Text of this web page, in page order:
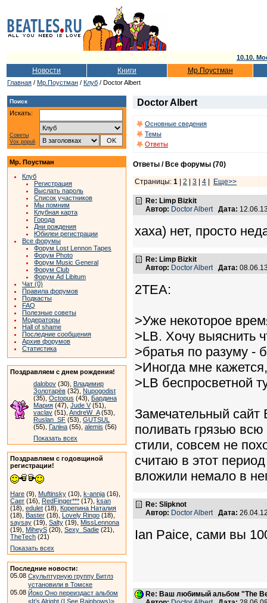
10.10.
Новости Книги Мр.Поустман
Главная / Мр.Поустман / Клуб / Doctor Albert
Поиск
Искать:
Советы
Vox populi
Мр. Поустман
Клуб
Регистрация
Выслать пароль
Список участников
Мы помним
Клубная карта
Города
Дни рождения
Юбилеи регистрации
Все форумы
Форум Lost Lennon Tapes
Форум Photo
Форум Music General
Форум Club
Форум Ad Libitum
Чат (0)
Правила форумов
Подкасты
FAQ
Полезные советы
Модераторы
Hall of shame
Последние сообщения
Архив форумов
Статистика
Поздравляем с днем рождения!
dalobov (30), Владимир
Золотарёв (32), Nupogodist
(35), Octopus (43), Бардина
Мария (47), Jude V(51),
vaclav (51), AndreW_A(53),
Ruslan_SF (53), GUTSUL
(55), Галіна (55), alemis (56)
Показать всех
Поздравляем с годовщиной
регистрации!
Hare (9), Muftinsky (10), k-annja (16),
Caer (16), RedFinger*** (17), ksan
(18), edulet (18), Корепина Наталия
(18), Baster (18), Lovely Ringo (18),
saysay (19), Salty (19), MissLennona
(19), MiheyS (20), Sexy_Sadie (21),
TheTech (21)
Показать всех
Последние новости:
05.08 Скульптурную группу Битлз
установили в Томске
05.08 Йоко Оно переиздаст альбом
«It’s Alright (I See Rainbows)»
Doctor Albert
Основные сведения
Темы
Ответы
Ответы / Все форумы (70)
Страницы: 1 | 2 | 3 | 4 | Еще>>
Re: Limp Bizkit
Автор: Doctor Albert Дата:
хаха) нет, просто
Re: Limp Bizkit
Автор: Doctor Albert Дата:
2TEA:
>Уже некоторое
>LB. Хочу выяснить
>братья по разуму -
>Иногда мне
>LB беспросветной
Замечательный сайт
поливать грязью
стили, совсем не
считаю в этот
вложили немало в
Re: Slipknot
Автор: Doctor Albert Дата:
Ian Paice, сами вы
Re: Ваш любимый альбом "The